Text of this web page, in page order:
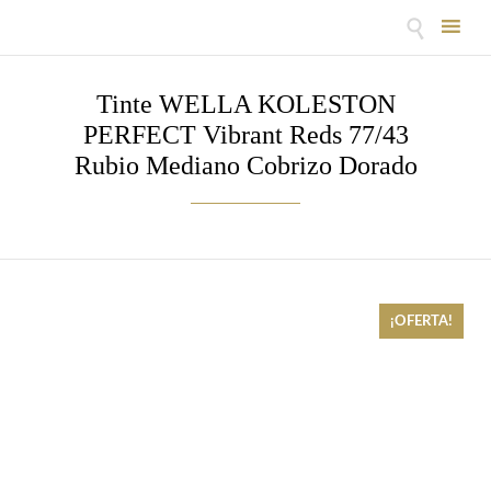

content
Tinte WELLA KOLESTON
PERFECT Vibrant Reds 77/43
Rubio Mediano Cobrizo Dorado
¡OFERTA!